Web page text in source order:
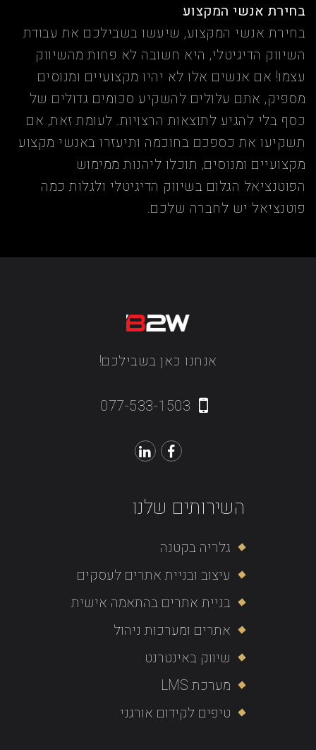
בחירת אנשי המקצוע
בחירת אנשי המקצוע, שיעשו בשבילכם את עבודת
השיווק הדיגיטלי, היא חשובה לא פחות מהשיווק
עצמו! אם אנשים אלו לא יהיו מקצועיים ומנוסים
מספיק, אתם עלולים להשקיע סכומים גדולים של
כסף בלי להגיע לתוצאות הרצויות. לעומת זאת, אם
תשקיעו את כספכם בחוכמה ותיעזרו באנשי מקצוע
מקצועיים ומנוסים, תוכלו ליהנות ממימוש
הפוטנציאל הגלום בשיווק הדיגיטלי ולגלות כמה
פוטנציאל יש לחברה שלכם.
אנחנו כאן בשבילכם!
077-533-1503
השירותים שלנו
גלריה בקטנה
עיצוב ובניית אתרים לעסקים
בניית אתרים בהתאמה אישית
אתרים ומערכות ניהול
שיווק באינטרנט
מערכת LMS
טיפים לקידום אורגני